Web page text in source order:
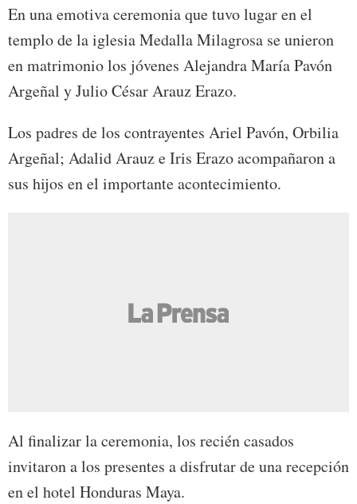
En una emotiva ceremonia que tuvo lugar en el
templo de la iglesia Medalla Milagrosa se unieron
en matrimonio los jóvenes Alejandra María Pavón
Argeñal y Julio César Arauz Erazo.
Los padres de los contrayentes Ariel Pavón, Orbilia
Argeñal; Adalid Arauz e Iris Erazo acompañaron a
sus hijos en el importante acontecimiento.
Al finalizar la ceremonia, los recién casados
invitaron a los presentes a disfrutar de una recepción
en el hotel Honduras Maya.